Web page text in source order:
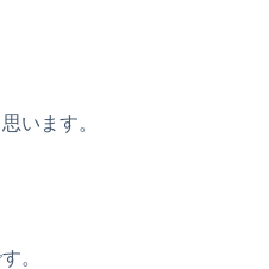
います。
。